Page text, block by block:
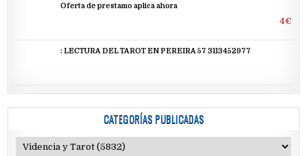
Oferta de prestamo aplica ahora
4€
: LECTURA DEL TAROT EN PEREIRA 57 3113452977
CATEGORÍAS PUBLICADAS